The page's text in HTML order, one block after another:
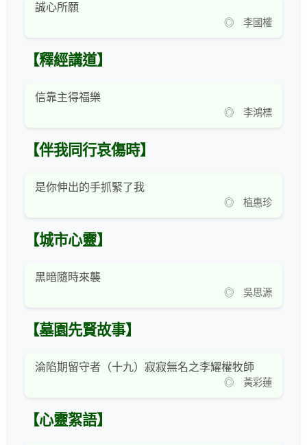
誠心所願
◎ 李國權
【釋經講道】
信靠主得福樂
◎ 李鴻標
【伴我同行哀傷時】
是你伸出的手抓緊了我
◎ 植惠珍
【城市心靈】
黑暗隨時來襲
◎ 吳思源
【墓園先賢故事】
淪陷期留守者（十九）寂寂無名之李耀權牧師
◎ 黃彩蓮
【心靈絮語】